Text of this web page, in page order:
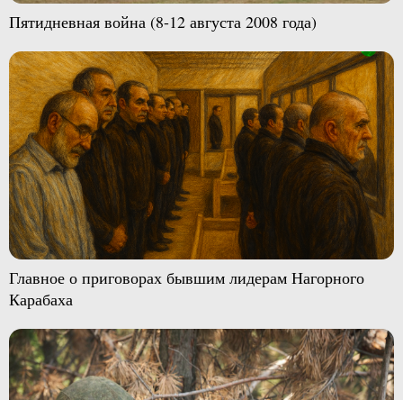
Пятидневная война (8-12 августа 2008 года)
Главное о приговорах бывшим лидерам Нагорного
Карабаха